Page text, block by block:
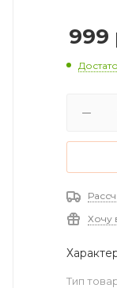
999
Хочу
Тип